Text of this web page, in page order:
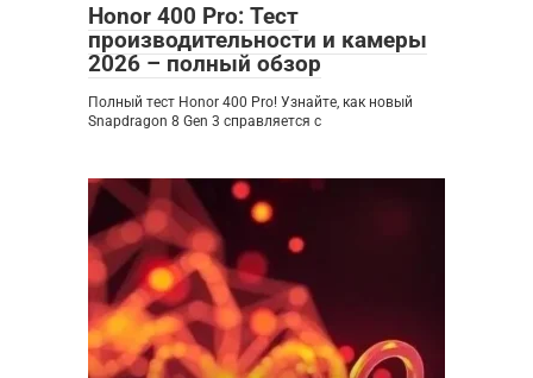
Honor 400 Pro: Тест
производительности и камеры
2026 – полный обзор
Полный тест Honor 400 Pro! Узнайте, как новый
Snapdragon 8 Gen 3 справляется с